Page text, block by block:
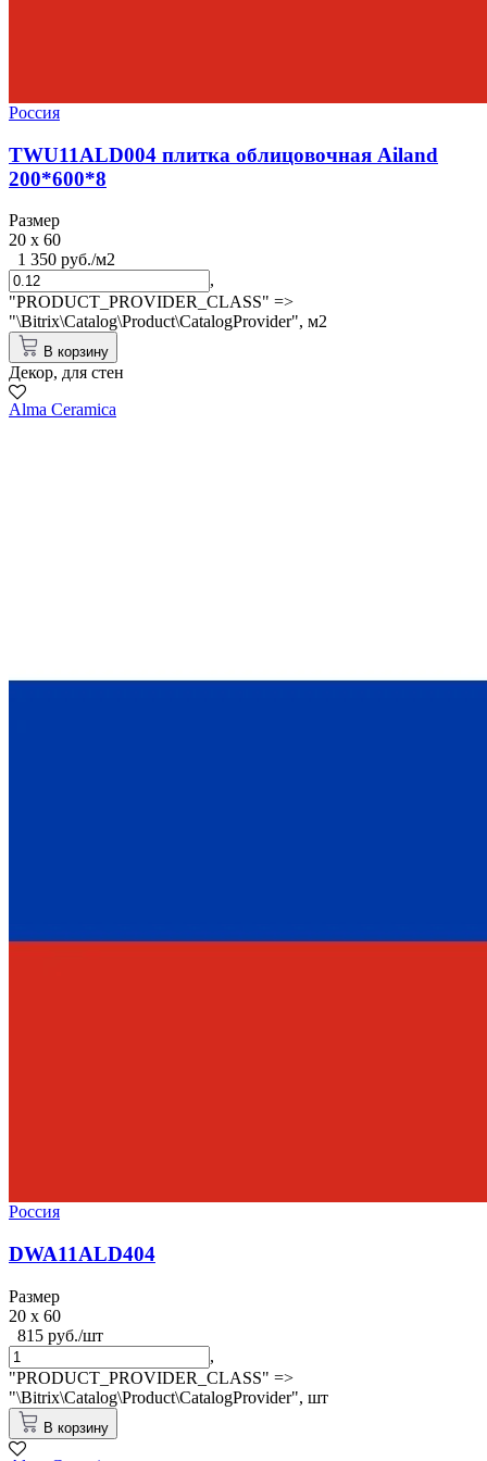
Россия
TWU11ALD004 плитка облицовочная Ailand
200*600*8
Размер
20 x 60
1 350 руб./м2
,
"PRODUCT_PROVIDER_CLASS" =>
"\Bitrix\Catalog\Product\CatalogProvider", м2
В корзину
Декор, для стен
Alma Ceramica
Россия
DWA11ALD404
Размер
20 x 60
815 руб./шт
,
"PRODUCT_PROVIDER_CLASS" =>
"\Bitrix\Catalog\Product\CatalogProvider", шт
В корзину